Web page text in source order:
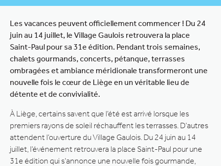
Les vacances peuvent officiellement commencer ! Du 24
juin au 14 juillet, le Village Gaulois retrouvera la place
Saint-Paul pour sa 31e édition. Pendant trois semaines,
chalets gourmands, concerts, pétanque, terrasses
ombragées et ambiance méridionale transformeront une
nouvelle fois le cœur de Liège en un véritable lieu de
détente et de convivialité.
À Liège, certains savent que l’été est arrivé lorsque les
premiers rayons de soleil réchauffent les terrasses. D’autres
attendent l’ouverture du Village Gaulois. Du 24 juin au 14
juillet, l’événement retrouvera la place Saint-Paul pour une
31e édition qui s’annonce une nouvelle fois gourmande,